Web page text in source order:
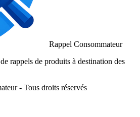
Rappel Consommateur
rappels de produits à destination des
- Tous droits réservés